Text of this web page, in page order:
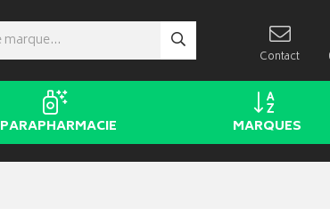
Contact
PARAPHARMACIE MARQUES